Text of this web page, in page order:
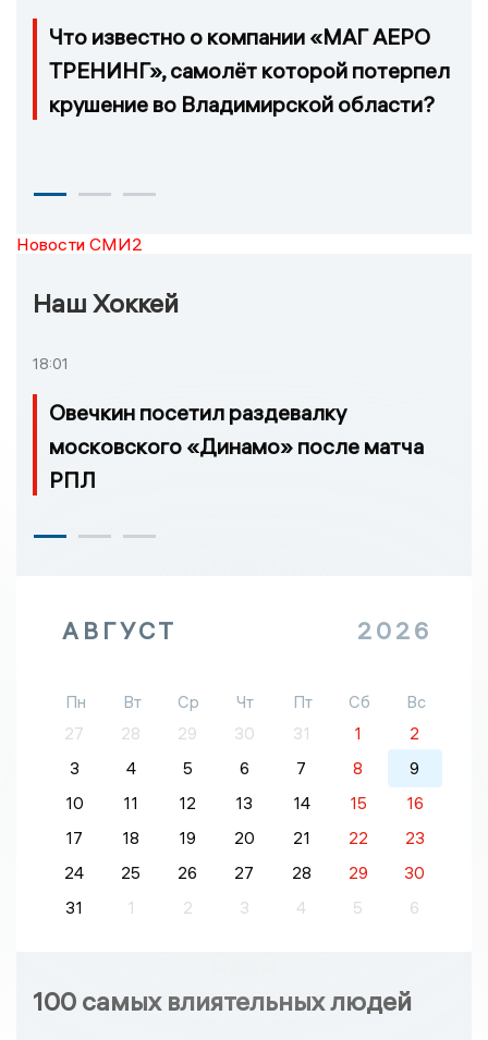
Что известно о компании «МАГ АЕРО
ТРЕНИНГ», самолёт которой потерпел
крушение во Владимирской области?
Новости СМИ2
Наш Хоккей
18:01
Овечкин посетил раздевалку
московского «Динамо» после матча
РПЛ
АВГУСТ 2026
Пн Вт Ср Чт Пт Сб
Вс
27
28 29 30 31 1
2
3
4 5 6 7 8
9
10
11 12 13 14 15
16
17
18 19 20 21 22
23
24
25 26 27 28 29
30
31
1 2 3 4 5 6
100 самых влиятельных людей